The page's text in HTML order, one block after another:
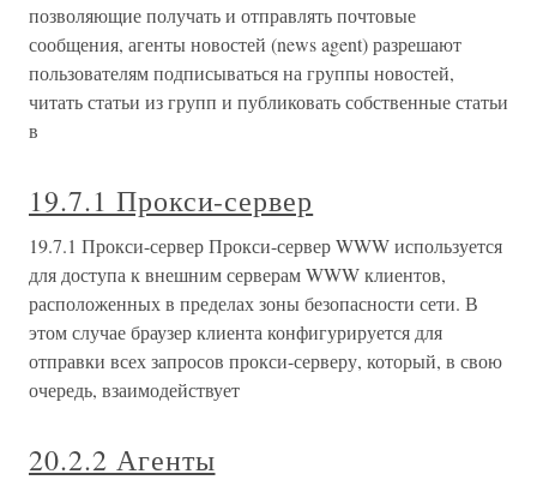
позволяющие получать и отправлять почтовые
сообщения, агенты новостей (news agent) разрешают
пользователям подписываться на группы новостей,
читать статьи из групп и публиковать собственные статьи
в
19.7.1 Прокси-сервер
19.7.1 Прокси-сервер Прокси-сервер WWW используется
для доступа к внешним серверам WWW клиентов,
расположенных в пределах зоны безопасности сети. В
этом случае браузер клиента конфигурируется для
отправки всех запросов прокси-серверу, который, в свою
очередь, взаимодействует
20.2.2 Агенты